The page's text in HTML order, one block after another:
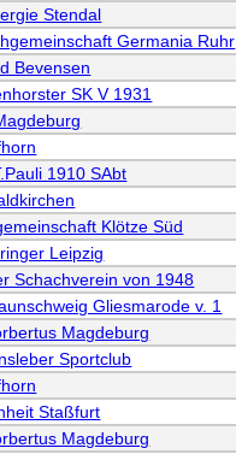
Stendal
Germania Ruhr
Bevensen
SK V 1931
1910 SAbt
Klötze Süd
Leipzig
Schachverein von 1948
Gliesmarode v. 1
Magdeburg
Sportclub
Staßfurt
Magdeburg